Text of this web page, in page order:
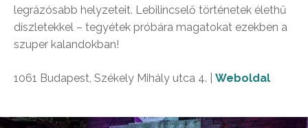
legrázósabb helyzeteit. Lebilincselő történetek élethű
díszletekkel – tegyétek próbára magatokat ezekben a
szuper kalandokban!
1061 Budapest, Székely Mihály utca 4. | Weboldal